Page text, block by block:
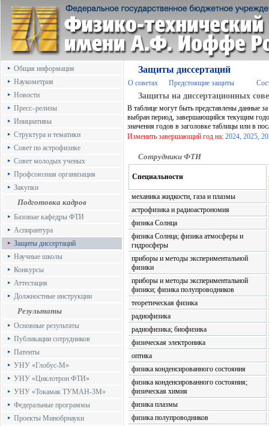
Общая информация
Наукометрия
Новости
Пресс–релизы
Инициативы
Структура и тематики
Совет по астрофизике
Совет молодых ученых
Профсоюзная организация
Закупки
Подготовка кадров
Базовые кафедры ФТИ
Аспирантура
Защиты диссертаций
Научные школы
Конкурсы
Аттестация
Должностные инструкции
Результаты
Основные результаты
Публикации сотрудников
Патенты
УНУ «Глобус-М»
УНУ «Циклотрон ФТИ»
УНУ «Токамак ТУМАН-3М»
Федеральные программы
Проекты Минобрнауки
Защиты диссертаций
О советах Предстоящие защиты
Защиты на диссертационных
В таблице могут быть представлены данные
выбран период, завершающийся текущим
значения годов в заголовке таблицы или в
Изменить завершающий год на: 2024, 2025,
Сотрудники ФТИ
Специальности
механика жидкости, газа и плазмы
астрофизика и радиоастрономия
физика Солнца
физика Солнца; физика атмосферы и
гидросферы
приборы и методы экспериментальной
физики
приборы и методы экспериментальной
физики; физика полупроводников
теоретическая физика
радиофизика
радиофизика; биофизика
физическая электроника
оптика
физика конденсированного состояния
физика конденсированного состояния;
физическая химия
физика плазмы
физика полупроводников